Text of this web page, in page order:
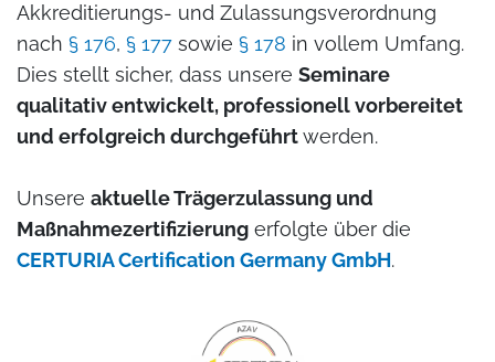
Akkreditierungs- und Zulassungsverordnung
nach § 176, § 177 sowie § 178 in vollem Umfang.
Dies stellt sicher, dass unsere Seminare
qualitativ entwickelt, professionell vorbereitet
und erfolgreich durchgeführtwerden.
Unsere aktuelle Trägerzulassung und
Maßnahmezertifizierung erfolgte über die
CERTURIA Certification Germany GmbH.